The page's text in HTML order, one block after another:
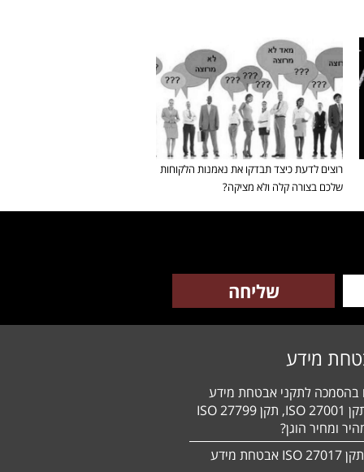
רוצים לדעת כיצד תבדקו את נאמנות הלקוחות
שלכם בצורה קלה ולא מציקה?
מידע
בהסמכה לתקני אבטחת מידע
ומחיר הוגן?
הסמכה לתקן 27017 ISO אבטחת מידע